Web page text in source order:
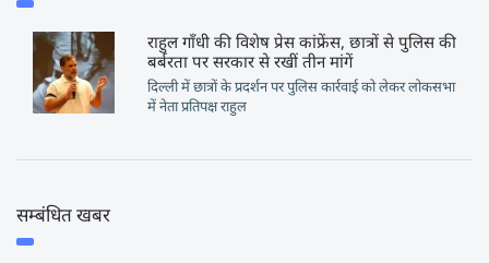
राहुल गाँधी की विशेष प्रेस कांफ्रेंस, छात्रों से पुलिस की
बर्बरता पर सरकार से रखीं तीन मांगें
दिल्ली में छात्रों के प्रदर्शन पर पुलिस कार्रवाई को लेकर लोकसभा
में नेता प्रतिपक्ष राहुल
सम्बंधित खबर